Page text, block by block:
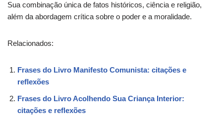
Sua combinação única de fatos históricos, ciência e religião,
além da abordagem crítica sobre o poder e a moralidade.
Relacionados:
Frases do Livro Manifesto Comunista: citações e
reflexões
Frases do Livro Acolhendo Sua Criança Interior:
citações e reflexões